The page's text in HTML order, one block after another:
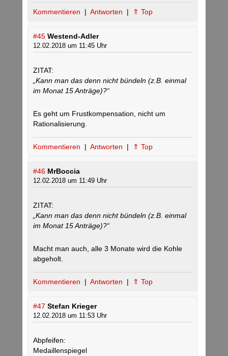
Kommentieren | Antworten | ⇑ Top
#45 Westend-Adler
12.02.2018 um 11:45 Uhr
ZITAT:
„Kann man das denn nicht bündeln (z.B. einmal
im Monat 15 Anträge)?“
Es geht um Frustkompensation, nicht um
Rationalisierung.
Kommentieren | Antworten | ⇑ Top
#46 MrBoccia
12.02.2018 um 11:49 Uhr
ZITAT:
„Kann man das denn nicht bündeln (z.B. einmal
im Monat 15 Anträge)?“
Macht man auch, alle 3 Monate wird die Kohle
abgeholt.
Kommentieren | Antworten | ⇑ Top
#47 Stefan Krieger
12.02.2018 um 11:53 Uhr
Abpfeifen:
Medaillenspiegel